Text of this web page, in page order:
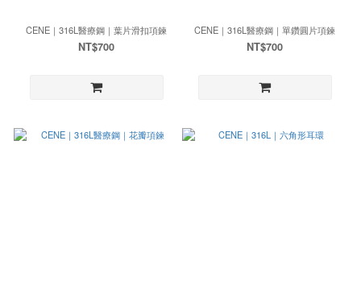
CENE｜316L醫療鋼｜葉片滑扣項鍊
NT$700
CENE｜316L醫療鋼｜單鑽圓片項鍊
NT$700